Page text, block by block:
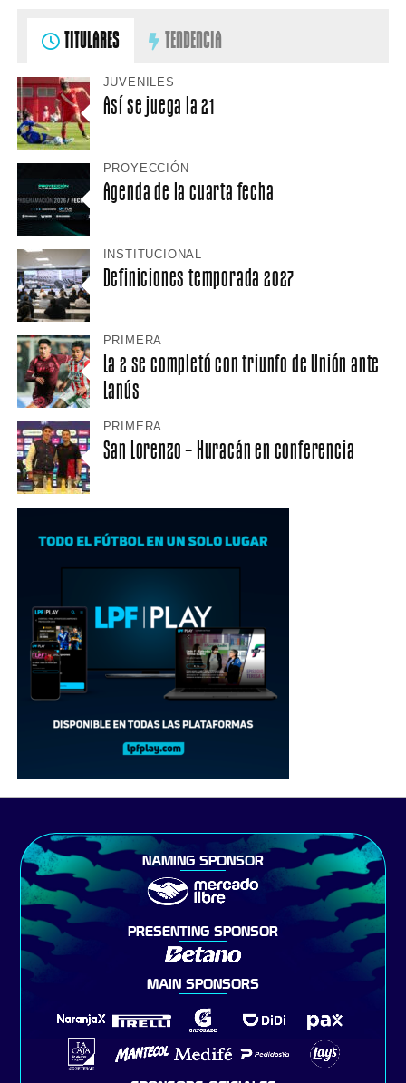
TITULARES TENDENCIA
JUVENILES
Así se juega la 21
PROYECCIÓN
Agenda de la cuarta fecha
INSTITUCIONAL
Definiciones temporada 2027
PRIMERA
La 2 se completó con triunfo de Unión ante
Lanús
PRIMERA
San Lorenzo – Huracán en conferencia
NAMING SPONSOR
PRESENTING SPONSOR
MAIN SPONSORS